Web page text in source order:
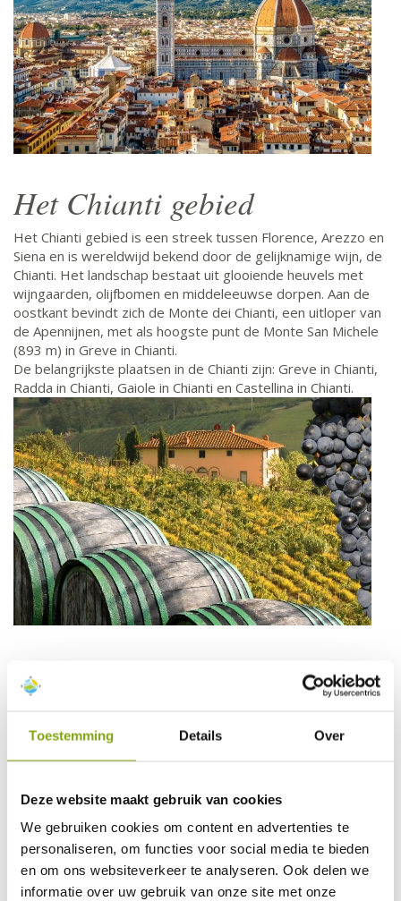
Toestemming Details Over
Deze website maakt gebruik van cookies
We gebruiken cookies om content en advertenties te
personaliseren, om functies voor social media te bieden
en om ons websiteverkeer te analyseren. Ook delen we
informatie over uw gebruik van onze site met onze
Het Chianti gebied
Het Chianti gebied is een streek tussen Florence, Arezzo en
Siena en is wereldwijd bekend door de gelijknamige wijn, de
Chianti. Het landschap bestaat uit glooiende heuvels met
wijngaarden, olijfbomen en middeleeuwse dorpen. Aan de
oostkant bevindt zich de Monte dei Chianti, een uitloper van
de Apennijnen, met als hoogste punt de Monte San Michele
(893 m) in Greve in Chianti.
De belangrijkste plaatsen in de Chianti zijn: Greve in Chianti,
Radda in Chianti, Gaiole in Chianti en Castellina in Chianti.
Greve in Chianti
toegangspoort tot het wereldberoemde Chianti Classico
gebied. Het kleine stadje ligt aan de Via Chiantigiana, de
belangrijkste weg in de Chianti, tussen Florence en Siena.
gevormd plein dat omgeven wordt door overdekte galerijen
(portici) met daarboven terrasjes en achterliggende
restaurants en winkeltjes.
Op het plein staat het standbeeld van Giovanni da
Verrazzano, een beroemde ontdekkingsreiziger uit de 16e
eeuw.